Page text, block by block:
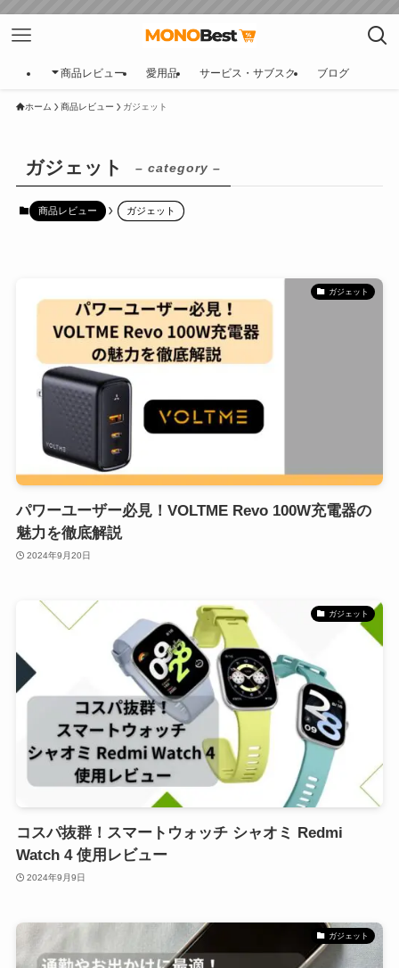
商品レビュー 愛用品 サービス・サブスク ブログ
ホーム 商品レビュー ガジェット
ガジェット – category –
商品レビュー ガジェット
ガジェット
パワーユーザー必見！VOLTME Revo 100W充電器の
魅力を徹底解説
2024年9月20日
ガジェット
コスパ抜群！スマートウォッチ シャオミ Redmi
Watch 4 使用レビュー
2024年9月9日
ガジェット